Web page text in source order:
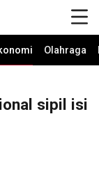
Olahraga
sipil isi